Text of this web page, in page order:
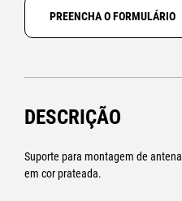
PREENCHA O FORMULÁRIO
DESCRIÇÃO
Suporte para montagem de
em cor prateada.